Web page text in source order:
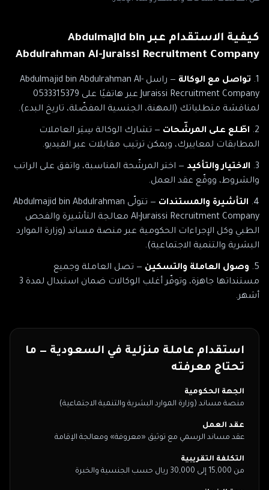
كيفية الاستقدام عبر Abdulmajid bin
Abdulrahman Al-Juraissi Recruitment Company
تواصل مع الوكالة — راسل Abdulmajid bin Abdulrahman Al-
Juraissi Recruitment Company عبر هاتفيًا على 0533315379
لمناقشة متطلباتك (المهنة، الجنسية المفضّلة، تاريخ البدء).
اطّلع على المرشّحات — تشارك الوكالة سِيَر العاملات
المطابقات لمعاييرك، ويمكن ترتيب مقابلات عبر الفيديو.
الاختيار والتأكيد — اختر المرشّحة المناسبة، واتفق على الراتب
والشروط، ووقّع عقد العمل.
التأشيرة والمستندات — تتولّى Abdulmajid bin Abdulrahman
Al-Juraissi Recruitment Company معالجة التأشيرة والفحص
الطبي وكل الإجراءات الحكومية عبر منصة مساند (وزارة الموارد
البشرية والتنمية الاجتماعية).
وصول العاملة والتسكين — تصل العاملة وجميع
مستنداتها جاهزة، وتوفّر أغلب الوكالات ضمان استبدال لمدة 3
أشهر.
استقدام عاملة منزلية في السعودية — ما
تحتاج معرفته
الجهة الحكومية
منصة مساند (وزارة الموارد البشرية والتنمية الاجتماعية)
عقد العمل
عقد مساند الرسمي مع توثيق «معروفة» ومعالجة الإقامة
التكلفة التقريبية
من 15,000 إلى 30,000 ريال حسب الجنسية والخبرة